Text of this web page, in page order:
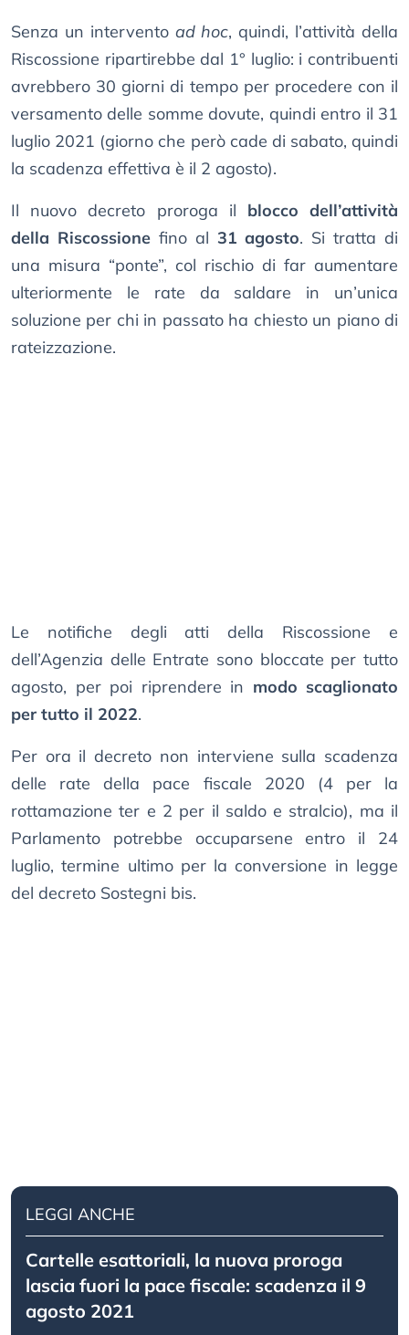
Senza un intervento ad hoc, quindi, l’attività della
Riscossione ripartirebbe dal 1° luglio: i contribuenti
avrebbero 30 giorni di tempo per procedere con il
versamento delle somme dovute, quindi entro il 31
luglio 2021 (giorno che però cade di sabato, quindi
la scadenza effettiva è il 2 agosto).
Il nuovo decreto proroga il blocco dell’attività
della Riscossionefino al 31 agosto. Si tratta di
una misura “ponte”, col rischio di far aumentare
ulteriormente le rate da saldare in un’unica
soluzione per chi in passato ha chiesto un piano di
rateizzazione.
Le notifiche degli atti della Riscossione e
dell’Agenzia delle Entrate sono bloccate per tutto
agosto, per poi riprendere in modo scaglionato
per tutto il 2022.
Per ora il decreto non interviene sulla scadenza
delle rate della pace fiscale 2020 (4 per la
rottamazione ter e 2 per il saldo e stralcio), ma il
Parlamento potrebbe occuparsene entro il 24
luglio, termine ultimo per la conversione in legge
del decreto Sostegni bis.
LEGGI ANCHE
Cartelle esattoriali, la nuova proroga
lascia fuori la pace fiscale: scadenza il 9
agosto 2021